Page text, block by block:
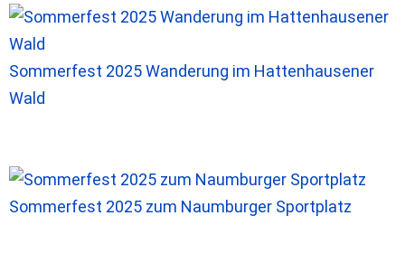
Sommerfest 2025 Wanderung im Hattenhausener
Wald
Sommerfest 2025 zum Naumburger Sportplatz